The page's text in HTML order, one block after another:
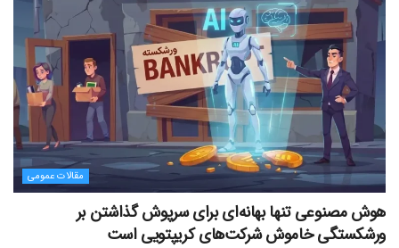
مقالات عمومی
هوش مصنوعی تنها بهانه‌ای برای سرپوش گذاشتن بر
ورشکستگی خاموش شرکت‌های کریپتویی است